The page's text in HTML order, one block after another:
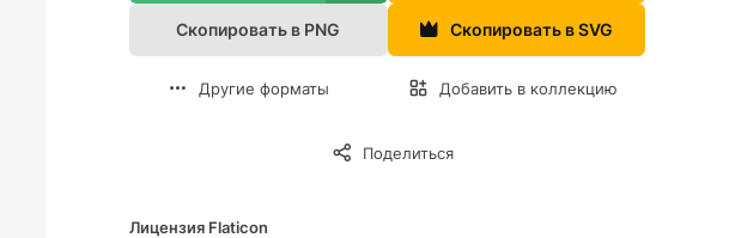
Скопировать в PNG Скопировать в SVG
Другие форматы Добавить в коллекцию
Поделиться
Лицензия Flaticon